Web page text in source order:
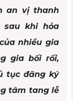
an vị thanh
sau khi hỏa
nhiều gia
gia bối rối,
tục đăng ký
tâm tang lễ